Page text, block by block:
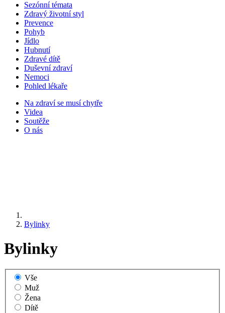
Sezónní témata
Zdravý životní styl
Prevence
Pohyb
Jídlo
Hubnutí
Zdravé dítě
Duševní zdraví
Nemoci
Pohled lékaře
Na zdraví se musí chytře
Videa
Soutěže
O nás
Bylinky
Bylinky
Vše
Muž
Žena
Dítě